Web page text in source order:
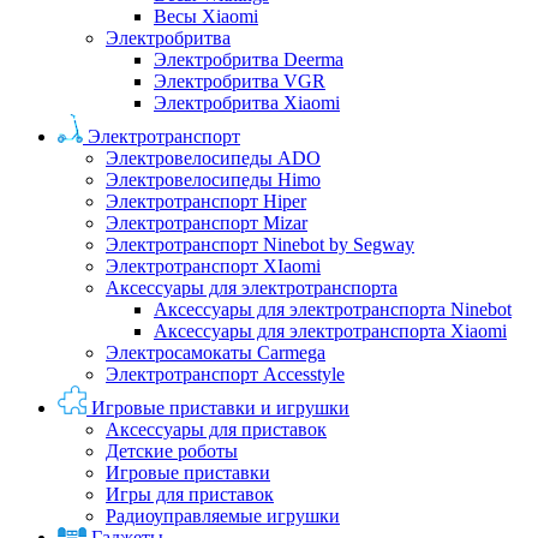
Весы Xiaomi
Электробритва
Электробритва Deerma
Электробритва VGR
Электробритва Xiaomi
Электротранспорт
Электровелосипеды ADO
Электровелосипеды Himo
Электротранспорт Hiper
Электротранспорт Mizar
Электротранспорт Ninebot by Segway
Электротранспорт XIaomi
Аксессуары для электротранспорта
Аксессуары для электротранспорта Ninebot
Аксессуары для электротранспорта Xiaomi
Электросамокаты Carmega
Электротранспорт Accesstyle
Игровые приставки и игрушки
Аксессуары для приставок
Детские роботы
Игровые приставки
Игры для приставок
Радиоуправляемые игрушки